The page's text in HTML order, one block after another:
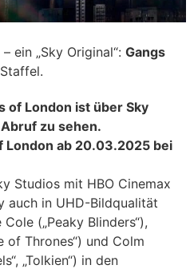
ein „Sky Original“: Gangs
of London ist über Sky
zu sehen.
London ab 20.03.2025 bei
Studios mit HBO Cinemax
auch in UHD-Bildqualität
(„Peaky Blinders“),
of Thrones“) und Colm
„Tolkien“) in den